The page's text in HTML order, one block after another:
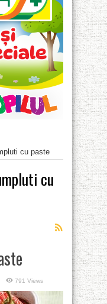
cu paste
cu
791 Views